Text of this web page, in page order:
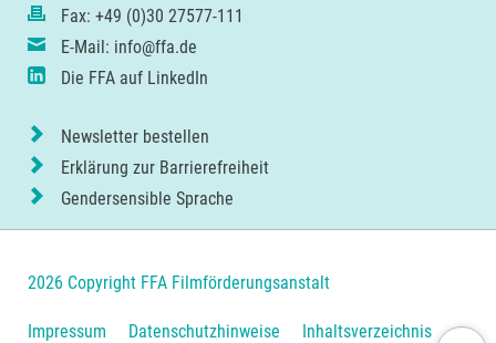
Fax: +49 (0)30 27577-111
E-Mail: info@ffa.de
Die FFA auf LinkedIn
Newsletter bestellen
Erklärung zur Barrierefreiheit
Gendersensible Sprache
2026 Copyright FFA Filmförderungsanstalt
Navigation
Impressum Datenschutzhinweise Inhaltsverzeichnis